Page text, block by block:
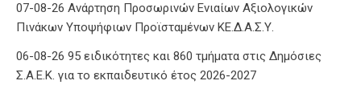
07-08-26 Ανάρτηση Προσωρινών Ενιαίων Αξιολογικών
Πινάκων Υποψήφιων Προϊσταμένων ΚΕ.Δ.Α.Σ.Υ.
06-08-26 95 ειδικότητες και 860 τμήματα στις Δημόσιες
Σ.Α.Ε.Κ. για το εκπαιδευτικό έτος 2026-2027